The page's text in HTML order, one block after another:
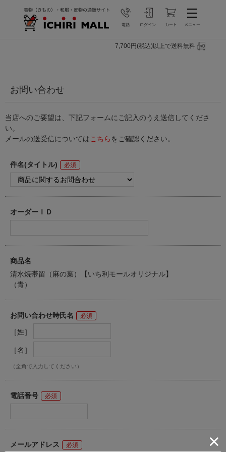
7,700円(税込)以上で送料無料
お問い合わせ
当店へのご要望は、下記フォームにご記入のうえ送信してくださ
い。
メールの送受信については こちら をご確認ください。
件名(タイトル)
オーダーＩＤ
商品名
清水焼帯留（麻の葉）【いち利モールオリジナル】
（青）
お問い合わせ時氏名
［姓］
［名］
（全角で入力してください）
電話番号
メールアドレス